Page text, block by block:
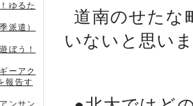
ゆるた
派遣）
ぼう！
ーアク
報告す
ンサン
道南のせたな
いないと思い